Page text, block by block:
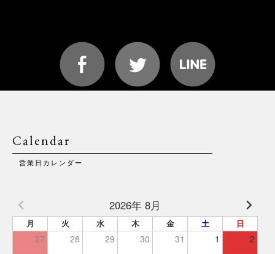
Calendar
営業日カレンダー
2026年 8月
月 火 水 木 金 土 日
27 28 29 30 31 1 2